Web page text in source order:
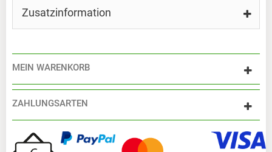
Zusatzinformation
MEIN WARENKORB
ZAHLUNGSARTEN